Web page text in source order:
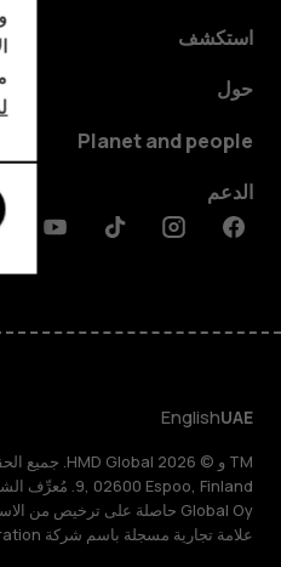
HMD DUB
HMD Watch
للأعمال
استكشف
حول
Planet and people
الدعم
Facebook
Instagram
Tiktok
UAE
English
علامة تجارية مسجلة باسم شركة Nokia Corporation.